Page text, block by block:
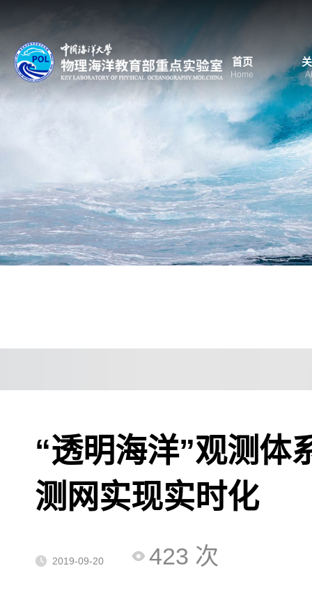
首页
Home
“透明海洋”观测
测网实现实时化
2019-09-20 423 次